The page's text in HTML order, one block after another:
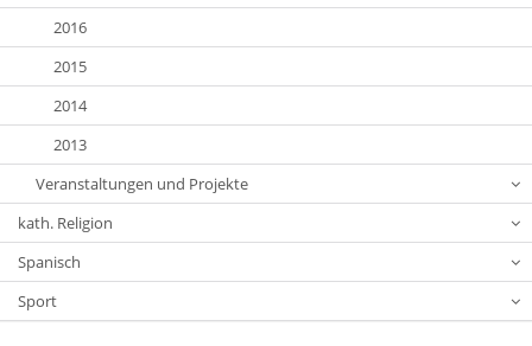
2016
2015
2014
2013
Veranstaltungen und Projekte
kath. Religion
Spanisch
Sport